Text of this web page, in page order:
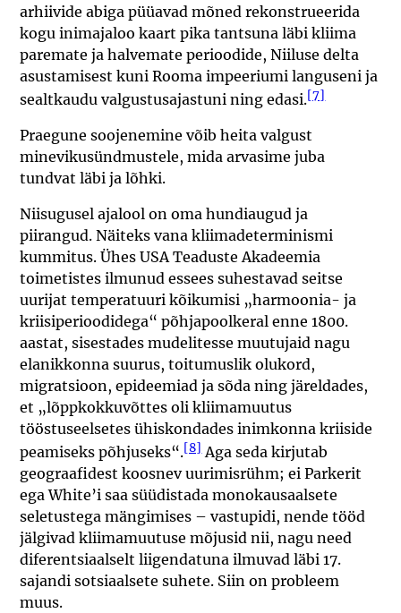
arhiivide abiga püüavad mõned rekonstrueerida
kogu inimajaloo kaart pika tantsuna läbi kliima
paremate ja halvemate perioodide, Niiluse delta
asustamisest kuni Rooma impeeriumi languseni ja
sealtkaudu valgustusajastuni ning edasi.[7]
Praegune soojenemine võib heita valgust
minevikusündmustele, mida arvasime juba
tundvat läbi ja lõhki.
Niisugusel ajalool on oma hundiaugud ja
piirangud. Näiteks vana kliimadeterminismi
kummitus. Ühes USA Teaduste Akadeemia
toimetistes ilmunud essees suhestavad seitse
uurijat temperatuuri kõikumisi „harmoonia- ja
kriisiperioodidega“ põhjapoolkeral enne 1800.
aastat, sisestades mudelitesse muutujaid nagu
elanikkonna suurus, toitumuslik olukord,
migratsioon, epideemiad ja sõda ning järeldades,
et „lõppkokkuvõttes oli kliimamuutus
tööstuseelsetes ühiskondades inimkonna kriiside
peamiseks põhjuseks“.[8]Aga seda kirjutab
geograafidest koosnev uurimisrühm; ei Parkerit
ega White’i saa süüdistada monokausaalsete
seletustega mängimises – vastupidi, nende tööd
jälgivad kliimamuutuse mõjusid nii, nagu need
diferentsiaalselt liigendatuna ilmuvad läbi 17.
sajandi sotsiaalsete suhete. Siin on probleem
muus.